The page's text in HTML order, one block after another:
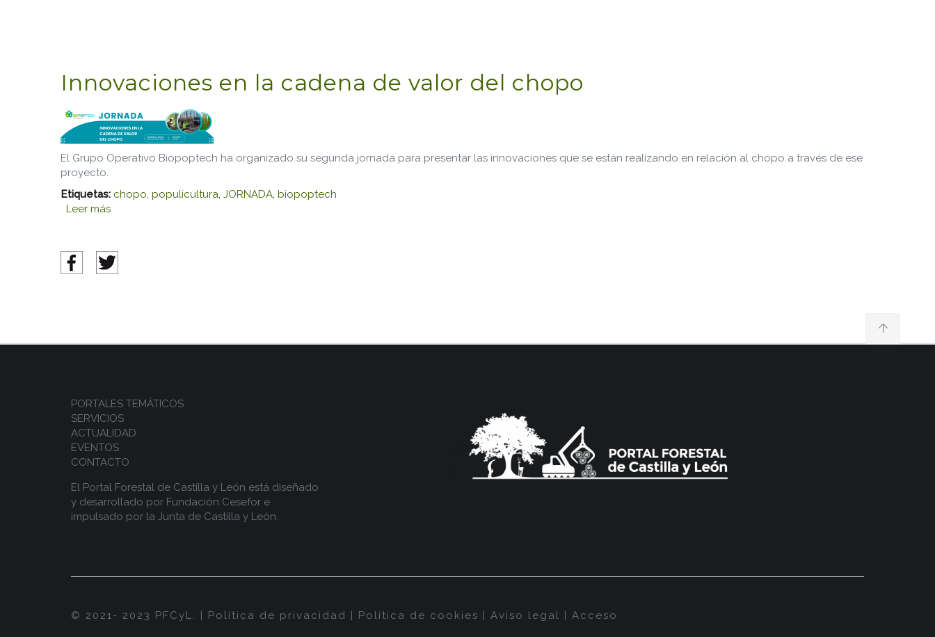
Innovaciones en la cadena de valor del chopo
El Grupo Operativo Biopoptech ha organizado su segunda jornada para presentar las innovaciones que se están realizando en relación al chopo a través de ese
proyecto.
Etiquetas: chopo, populicultura, JORNADA, biopoptech
Leer mássobre Innovaciones en la cadena de valor del chopo
PORTALES TEMÁTICOS
SERVICIOS
ACTUALIDAD
EVENTOS
CONTACTO
El Portal Forestal de Castilla y León está diseñado
y desarrollado por Fundación Cesefor e
impulsado por la Junta de Castilla y León.
© 2021- 2023 PFCyL. | Política de privacidad | Política de cookies | Aviso legal | Acceso